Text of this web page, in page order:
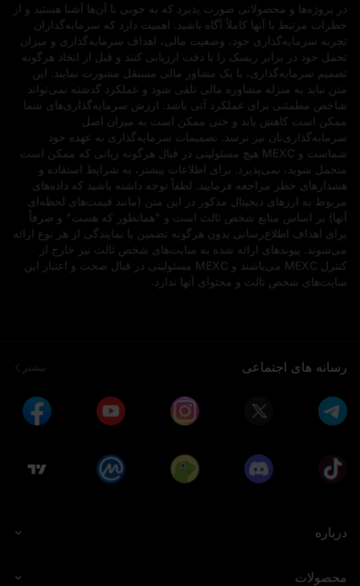
در پروژه‌ها و محصولاتی صورت پذیرد که به خوبی با آن‌ها آشنا هستید و از
خطرات مرتبط با آنها کاملاً آگاه باشید. اهمیت دارد که سرمایه‌گذاران
تجربه سرمایه‌گذاری خود، وضعیت مالی، اهداف سرمایه‌گذاری و میزان
تحمل خود در برابر ریسک را با دقت ارزیابی کنند و قبل از اتخاذ هرگونه
تصمیم سرمایه‌گذاری، با یک مشاور مالی مستقل مشورت نمایند. این
متن نباید به منزله مشاوره مالی تلقی شود و عملکرد گذشته نمی‌تواند
شاخص مطمئنی برای عملکرد آتی باشد. ارزش سرمایه‌گذاری‌های شما
ممکن است کاهش یابد و حتی ممکن است به میزان اصل
سرمایه‌گذاری‌تان نیز نرسد. تصمیمات سرمایه‌گذاری به عهده خود
شماست و MEXC هیچ مسئولیتی در قبال هرگونه زیانی که ممکن است
متحمل شوید، نمی‌پذیرد. برای اطلاعات بیشتر، به شرایط استفاده و
هشدارهای خطر مراجعه فرمایید. لطفاً توجه داشته باشید که داده‌های
مربوط به ارزهای دیجیتال مذکور در این متن (مانند قیمت‌های لحظه‌ای
آنها) بر اساس منابع شخص ثالث است و "همانطور که هست" و صرفاً
برای اهداف اطلاع‌رسانی بدون هرگونه تضمین یا نمایندگی از هر نوع ارائه
می‌شوند. پیوندهای ارائه شده به سایت‌های شخص ثالث نیز خارج از
کنترل MEXC می‌باشند و MEXC مسئولیتی در قبال صحت و اعتبار این
سایت‌های شخص ثالث و محتوای آنها ندارد.
رسانه های اجتماعی بیشتر
درباره
محصولات